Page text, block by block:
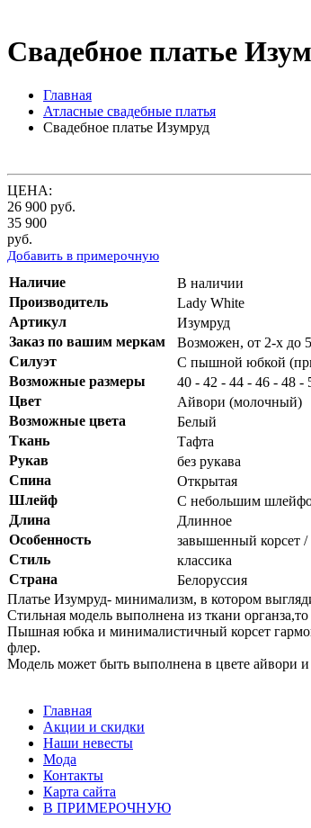
Свадебное платье
Главная
Атласные свадебные платья
Свадебное платье Изумруд
ЦЕНА:
26 900 руб.
35 900
руб.
Добавить в примерочную
Наличие
В наличии
Производитель
Lady White
Артикул
Изумруд
Заказ по вашим меркам
Возможен, от 2-х до
Силуэт
С пышной юбкой
Возможные размеры
40 - 42 - 44 - 46 - 48 -
Цвет
Айвори (молочный)
Возможные цвета
Белый
Ткань
Тафта
Рукав
без рукава
Спина
Открытая
Шлейф
С небольшим
Длина
Длинное
Особенность
завышенный корсет
Стиль
классика
Страна
Белоруссия
Платье Изумруд- минимализм, в котором
Стильная модель выполнена из ткани
Пышная юбка и минималистичный корсет
флер.
Модель может быть выполнена в цвете айвори и
Главная
Акции и скидки
Наши невесты
Мода
Контакты
Карта сайта
В ПРИМЕРОЧНУЮ